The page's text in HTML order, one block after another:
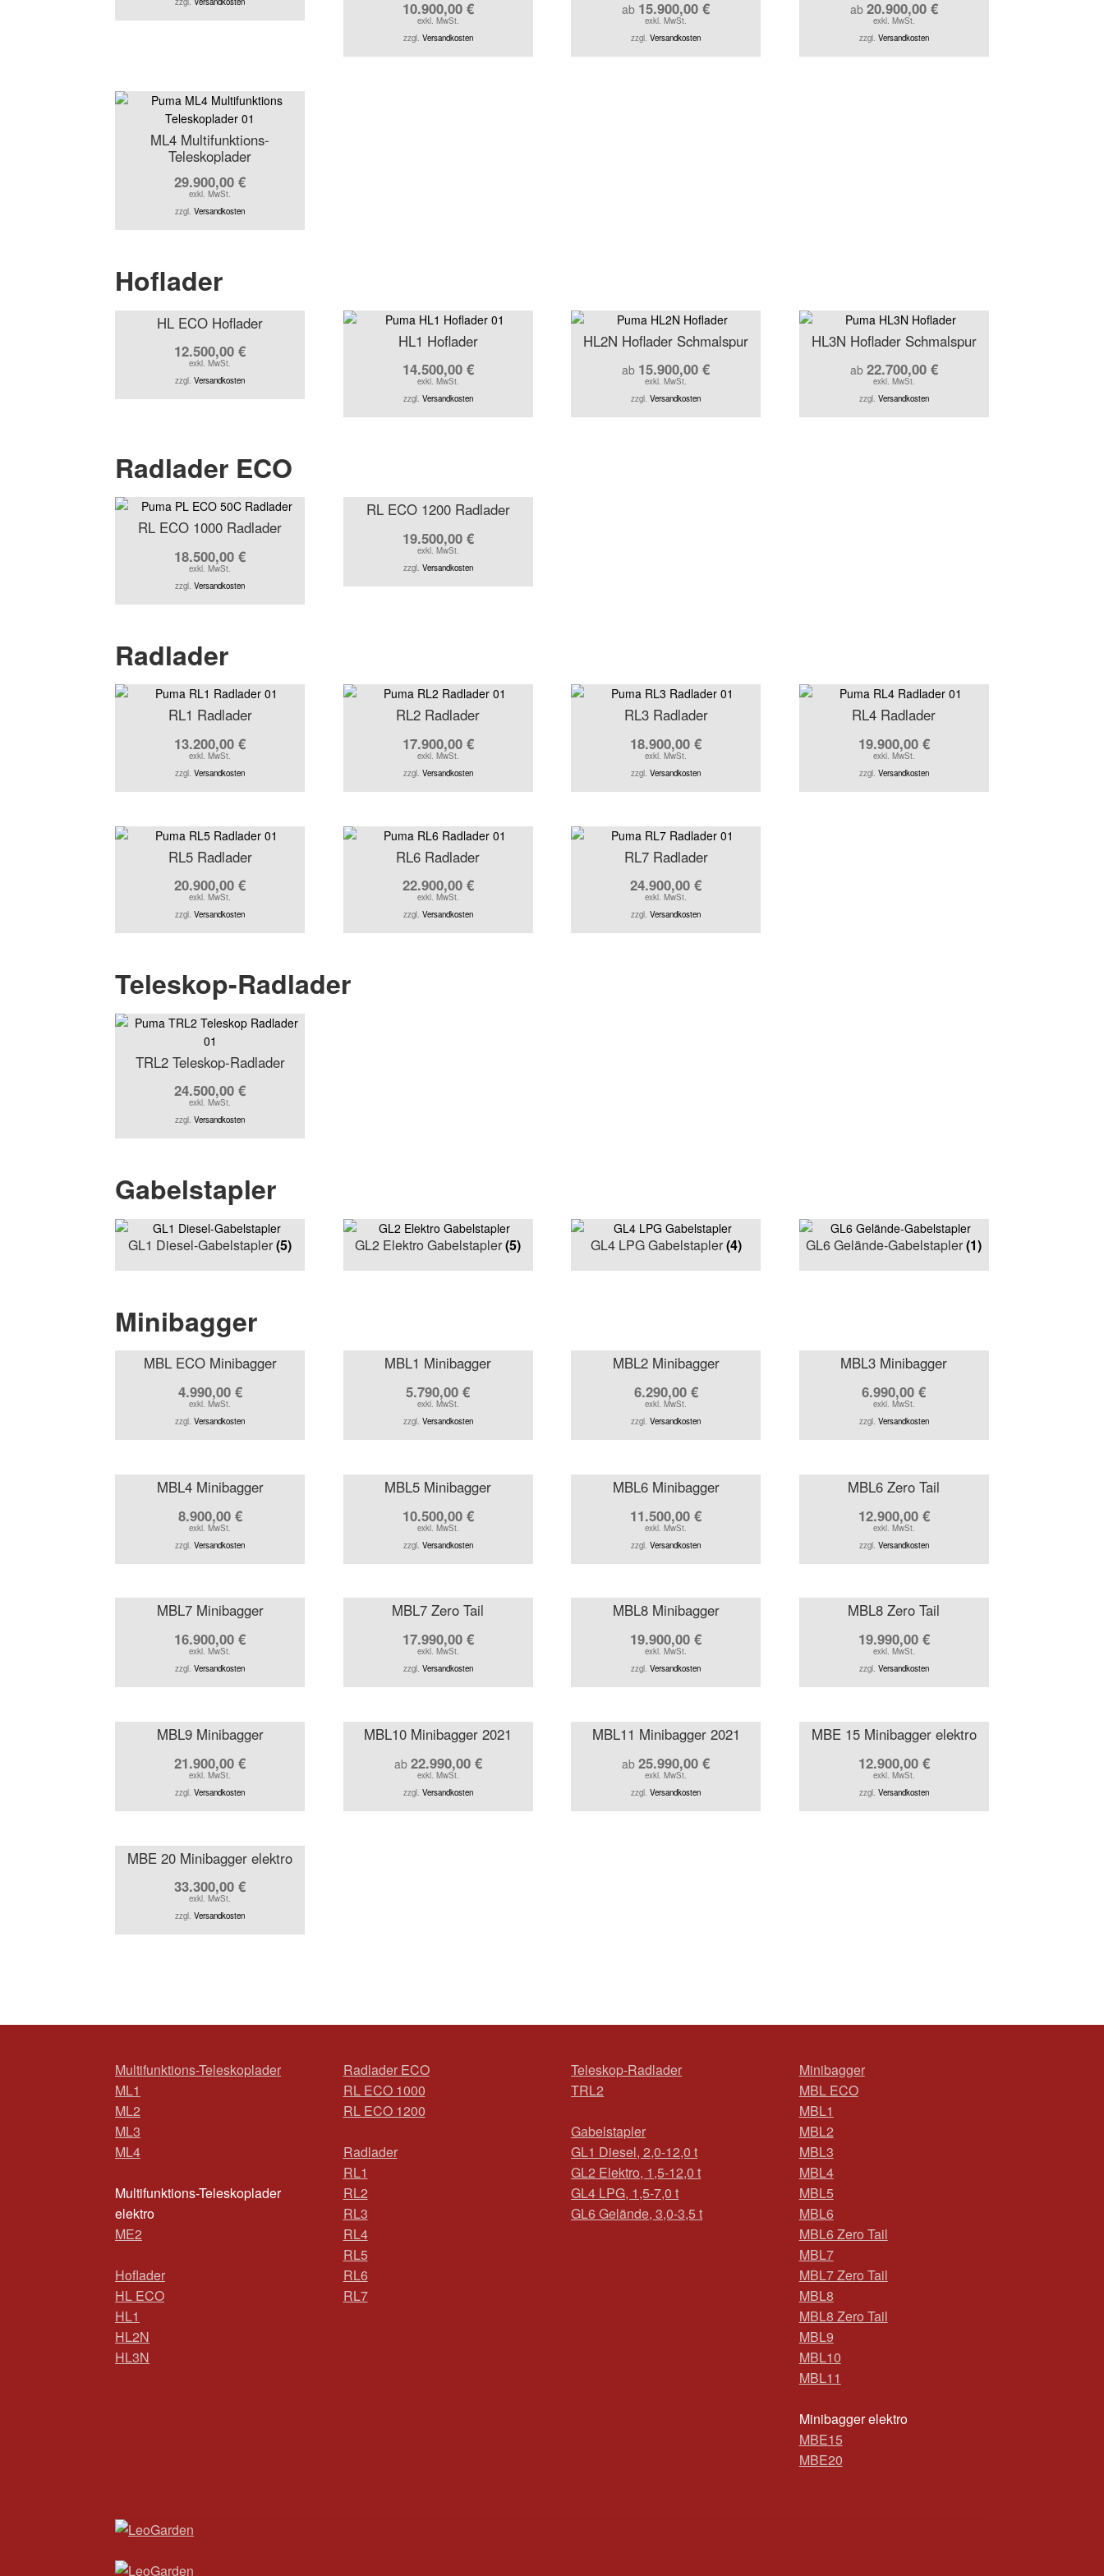
10.900,00 €
exkl. MwSt.
zzgl. Versandkosten
ab 15.900,00€
exkl. MwSt.
zzgl.Versandkosten
ab 20.900,00 €
exkl. MwSt.
zzgl. Versandkosten
ML4 Multifunktions-
Teleskoplader
29.900,00€
exkl. MwSt.
zzgl.Versandkosten
Hoflader
HL ECO Hoflader
12.500,00€
exkl. MwSt.
zzgl.Versandkosten
HL1 Hoflader
14.500,00 €
exkl. MwSt.
zzgl. Versandkosten
HL2N Hoflader Schmalspur
ab 15.900,00€
exkl. MwSt.
zzgl.Versandkosten
HL3N Hoflader Schmalspur
ab 22.700,00 €
exkl. MwSt.
zzgl. Versandkosten
Radlader ECO
RL ECO 1000 Radlader
18.500,00€
exkl. MwSt.
zzgl.Versandkosten
RL ECO 1200 Radlader
19.500,00 €
exkl. MwSt.
zzgl. Versandkosten
Radlader
RL1 Radlader
13.200,00€
exkl. MwSt.
zzgl.Versandkosten
RL2 Radlader
17.900,00 €
exkl. MwSt.
zzgl. Versandkosten
RL3 Radlader
18.900,00€
exkl. MwSt.
zzgl.Versandkosten
RL4 Radlader
19.900,00 €
exkl. MwSt.
zzgl. Versandkosten
RL5 Radlader
20.900,00€
exkl. MwSt.
zzgl.Versandkosten
RL6 Radlader
22.900,00 €
exkl. MwSt.
zzgl. Versandkosten
RL7 Radlader
24.900,00€
exkl. MwSt.
zzgl.Versandkosten
Teleskop-Radlader
TRL2 Teleskop-Radlader
24.500,00€
exkl. MwSt.
zzgl.Versandkosten
Gabelstapler
GL1 Diesel-Gabelstapler(5) GL2 Elektro Gabelstapler(5) GL4 LPG Gabelstapler(4) GL6 Gelände-Gabelstapler(1)
Minibagger
MBL ECO Minibagger
4.990,00 €
exkl. MwSt.
zzgl.Versandkosten
MBL1 Minibagger
5.790,00€
exkl. MwSt.
zzgl. Versandkosten
MBL2 Minibagger
6.290,00 €
exkl. MwSt.
zzgl.Versandkosten
MBL3 Minibagger
6.990,00€
exkl. MwSt.
zzgl. Versandkosten
MBL4 Minibagger
8.900,00 €
exkl. MwSt.
zzgl.Versandkosten
MBL5 Minibagger
10.500,00 €
exkl. MwSt.
zzgl. Versandkosten
MBL6 Minibagger
11.500,00€
exkl. MwSt.
zzgl.Versandkosten
MBL6 Zero Tail
12.900,00 €
exkl. MwSt.
zzgl. Versandkosten
MBL7 Minibagger
16.900,00€
exkl. MwSt.
zzgl.Versandkosten
MBL7 Zero Tail
17.990,00 €
exkl. MwSt.
zzgl. Versandkosten
MBL8 Minibagger
19.900,00€
exkl. MwSt.
zzgl.Versandkosten
MBL8 Zero Tail
19.990,00 €
exkl. MwSt.
zzgl. Versandkosten
MBL9 Minibagger
21.900,00€
exkl. MwSt.
zzgl.Versandkosten
MBL10 Minibagger 2021
ab 22.990,00 €
exkl. MwSt.
zzgl. Versandkosten
MBL11 Minibagger 2021
ab25.990,00€
exkl. MwSt.
zzgl.Versandkosten
MBE 15 Minibagger elektro
12.900,00 €
exkl. MwSt.
zzgl. Versandkosten
MBE 20 Minibagger elektro
33.300,00€
exkl. MwSt.
zzgl.Versandkosten
Multifunktions-Teleskoplader
ML1
ML2
ML3
ML4
Multifunktions-Teleskoplader
elektro
ME2
Hoflader
HL ECO
HL1
HL2N
HL3N
Radlader ECO
RL ECO 1000
RL ECO 1200
Radlader
RL1
RL2
RL3
RL4
RL5
RL6
RL7
Teleskop-Radlader
TRL2
Gabelstapler
GL1 Diesel, 2,0-12,0 t
GL2 Elektro, 1,5-12,0 t
GL4 LPG, 1,5-7,0 t
GL6 Gelände, 3,0-3,5 t
Minibagger
MBL ECO
MBL1
MBL2
MBL3
MBL4
MBL5
MBL6
MBL6 Zero Tail
MBL7
MBL7 Zero Tail
MBL8
MBL8 Zero Tail
MBL9
MBL10
MBL11
Minibagger elektro
MBE15
MBE20